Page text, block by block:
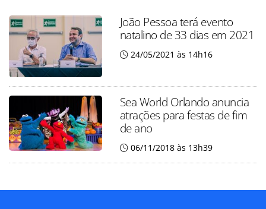
João Pessoa terá evento
natalino de 33 dias em 2021
24/05/2021 às 14h16
Sea World Orlando anuncia
atrações para festas de fim
de ano
06/11/2018 às 13h39